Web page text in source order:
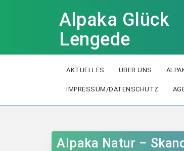
Alpaka Glück
Lengede
AKTUELLES ÜBER UNS
IMPRESSUM/DATENSCHUTZ
Alpaka Natur –